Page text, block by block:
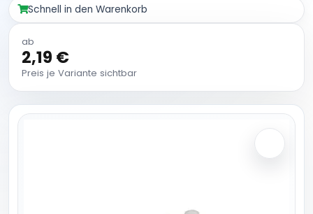
Schnell in den Warenkorb
ab
2,19 €
Preis je Variante sichtbar